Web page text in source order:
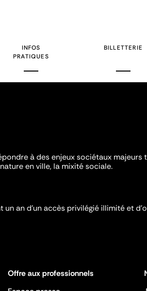
INFOS
PRATIQUES
BILLETTERIE
à des enjeux sociétaux majeurs
en ville, la mixité sociale.
un an d’un accès privilégié illimité et
Offre aux professionnels